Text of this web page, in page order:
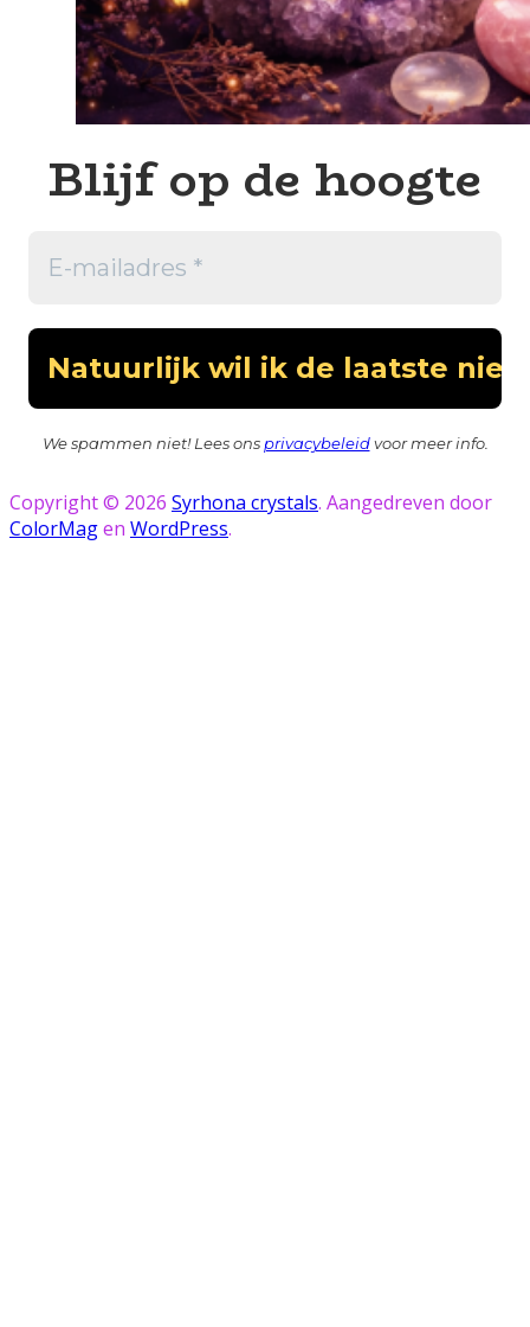
Blijf op de hoogte
We spammen niet! Lees ons privacybeleidvoor meer info.
Copyright © 2026 Syrhona crystals. Aangedreven door
ColorMagen WordPress.